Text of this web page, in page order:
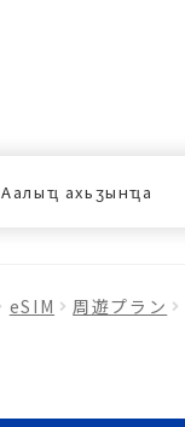
Аалыҵ ахьӡынҵа
еSIM 周遊プラン